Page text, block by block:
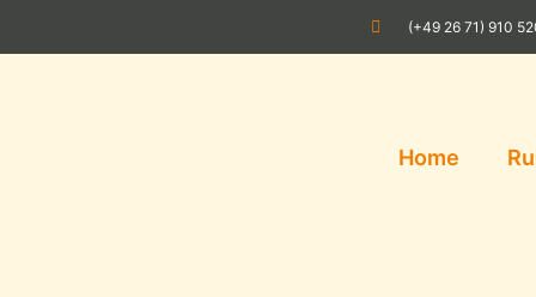
(+49 26 71) 910
Home